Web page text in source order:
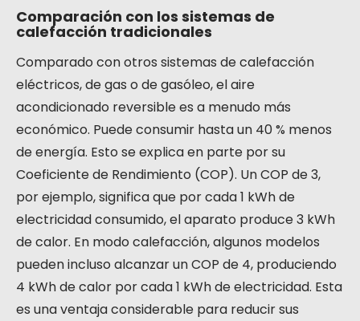
Comparación con los sistemas de
calefacción tradicionales
Comparado con otros sistemas de calefacción
eléctricos, de gas o de gasóleo, el aire
acondicionado reversible es a menudo más
económico. Puede consumir hasta un 40 % menos
de energía. Esto se explica en parte por su
Coeficiente de Rendimiento (COP). Un COP de 3,
por ejemplo, significa que por cada 1 kWh de
electricidad consumido, el aparato produce 3 kWh
de calor. En modo calefacción, algunos modelos
pueden incluso alcanzar un COP de 4, produciendo
4 kWh de calor por cada 1 kWh de electricidad. Esta
es una ventaja considerable para reducir sus